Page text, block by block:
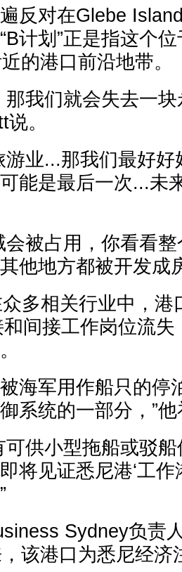
反对在Glebe
计划”正是指这个
的港口前沿地带。
那我们就会失去一
。
游业...那我们最好
能是最后一次...未
会被占用，你看看
他地方都被开发成
多相关行业中，港
间接工作岗位流
海军用作船只的停
系统的一部分，”
可供小型拖船或驳
将见证悉尼港‘工作
Sydney负责
该港口为悉尼经济